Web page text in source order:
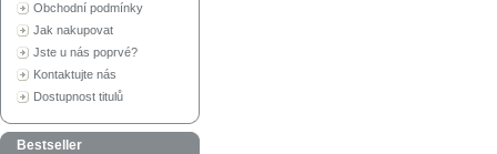
Obchodní podmínky
Jak nakupovat
Jste u nás poprvé?
Kontaktujte nás
Dostupnost titulů
Bestseller